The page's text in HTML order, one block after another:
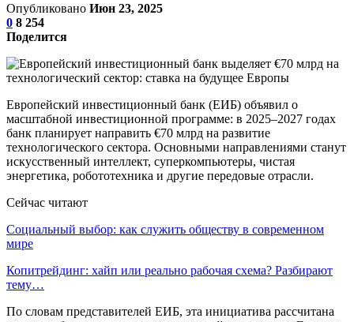
Опубликовано Июн 23, 2025
0 8 254
Поделится
Европейский инвестиционный банк (ЕИБ) объявил о
масштабной инвестиционной программе: в 2025–2027 годах
банк планирует направить €70 млрд на развитие
технологического сектора. Основными направлениями станут
искусственный интеллект, суперкомпьютеры, чистая
энергетика, робототехника и другие передовые отрасли.
Сейчас читают
Социальный выбор: как служить обществу в современном
мире
Копитрейдинг: хайп или реально рабочая схема? Разбирают
тему…
По словам представителей ЕИБ, эта инициатива рассчитана